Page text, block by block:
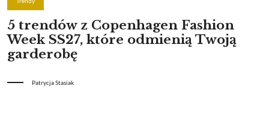
5 trendów z Copenhagen Fashion
Week SS27, które odmienią Twoją
garderobę
Patrycja Stasiak